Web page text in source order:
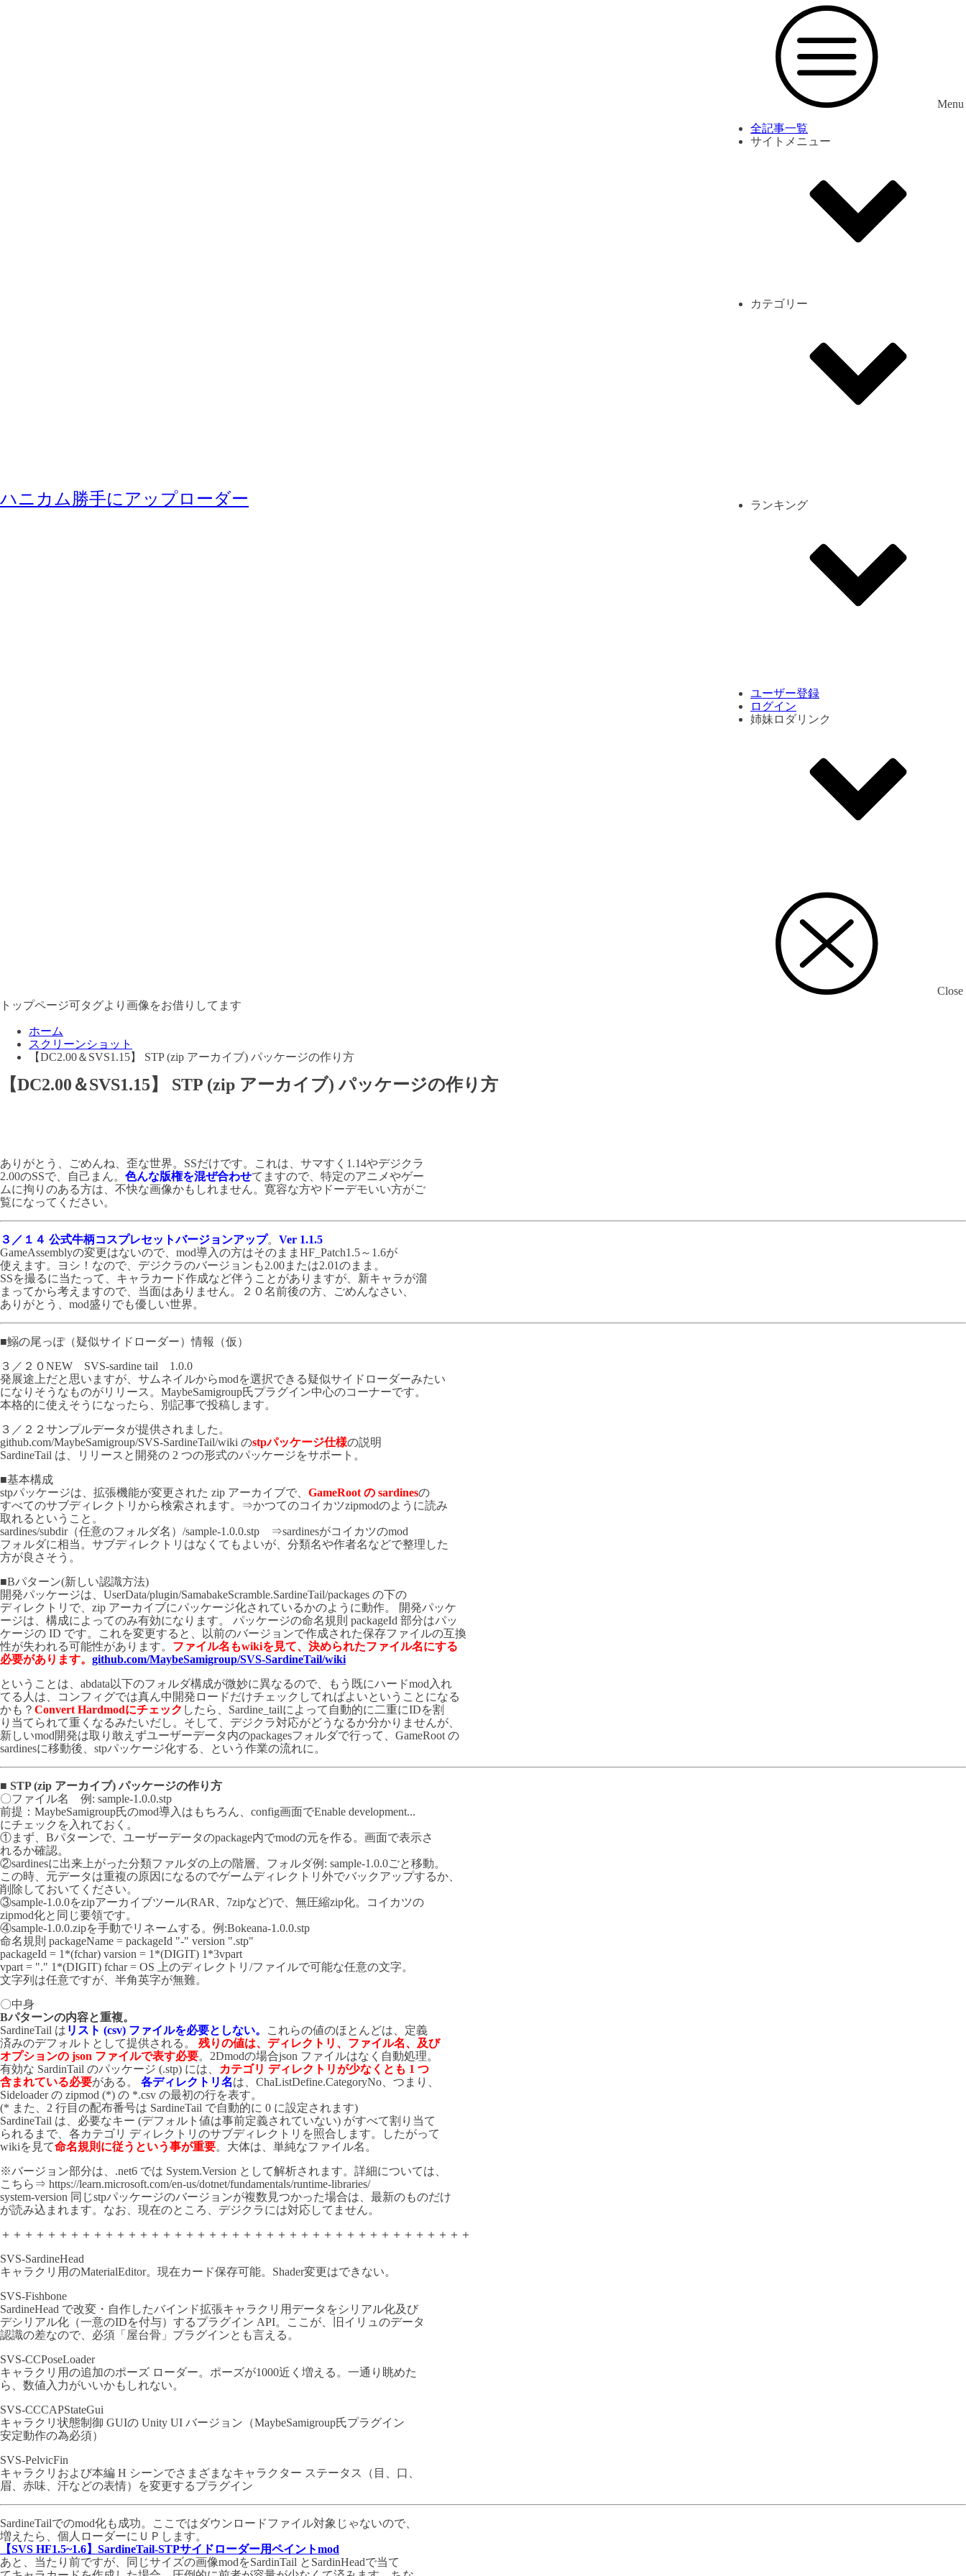
ハニカム勝手にアップローダー
Menu
全記事一覧
サイトメニュー
カテゴリー
ランキング
ユーザー登録
ログイン
姉妹ロダリンク
Close
トップページ可タグより画像をお借りしてます
ホーム
スクリーンショット
【DC2.00＆SVS1.15】 STP (zip アーカイブ) パッケージの作り方
【DC2.00＆SVS1.15】 STP (zip アーカイブ) パッケージの作り方
ありがとう、ごめんね、歪な世界。SSだけです。これは、サマすく1.14やデジクラ
2.00のSSで、自己まん。 色んな版権を混ぜ合わせてますので、特定のアニメやゲー
ムに拘りのある方は、不快な画像かもしれません。寛容な方やドーデモいい方がご
覧になってください。
３／１４ 公式牛柄コスプレセットバージョンアップ。 Ver 1.1.5
GameAssemblyの変更はないので、mod導入の方はそのままHF_Patch1.5～1.6が
使えます。ヨシ！なので、デジクラのバージョンも2.00または2.01のまま。
SSを撮るに当たって、キャラカード作成など伴うことがありますが、新キャラが溜
まってから考えますので、当面はありません。２０名前後の方、ごめんなさい、
ありがとう、mod盛りでも優しい世界。
■鰯の尾っぽ（疑似サイドローダー）情報（仮）
３／２０NEW SVS-sardine tail 1.0.0
発展途上だと思いますが、サムネイルからmodを選択できる疑似サイドローダーみたい
になりそうなものがリリース。MaybeSamigroup氏プラグイン中心のコーナーです。
本格的に使えそうになったら、別記事で投稿します。
３／２２サンプルデータが提供されました。
github.com/MaybeSamigroup/SVS-SardineTail/wiki のstpパッケージ仕様の説明
SardineTail は、リリースと開発の 2 つの形式のパッケージをサポート。
■基本構成
stpパッケージは、拡張機能が変更された zip アーカイブで、 GameRoot の sardinesの
すべてのサブディレクトリから検索されます。⇒かつてのコイカツzipmodのように読み
取れるということ。
sardines/subdir（任意のフォルダ名）/sample-1.0.0.stp ⇒sardinesがコイカツのmod
フォルダに相当。サブディレクトリはなくてもよいが、分類名や作者名などで整理した
方が良さそう。
■Bパターン(新しい認識方法)
開発パッケージは、UserData/plugin/SamabakeScramble.SardineTail/packages の下の
ディレクトリで、zip アーカイブにパッケージ化されているかのように動作。
開発パッケ
ージは、構成によってのみ有効になります。
パッケージの命名規則 packageId 部分はパッ
ケージの ID です。これを変更すると、以前のバージョンで作成された保存ファイルの互換
性が失われる可能性があります。 ファイル名もwikiを見て、決められたファイル名にする
必要があります。 github.com/MaybeSamigroup/SVS-SardineTail/wiki
ということは、abdata以下のフォルダ構成が微妙に異なるので、もう既にハードmod入れ
てる人は、コンフィグでは真ん中開発ロードだけチェックしてればよいということになる
かも？ Convert Hardmodにチェック したら、Sardine_tailによって自動的に二重にIDを割
り当てられて重くなるみたいだし。そして、デジクラ対応がどうなるか分かりませんが、
新しいmod開発は取り敢えずユーザーデータ内のpackagesフォルダで行って、GameRoot の
sardinesに移動後、stpパッケージ化する、という作業の流れに。
■ STP (zip アーカイブ) パッケージの作り方
〇ファイル名 例: sample-1.0.0.stp
前提：MaybeSamigroup氏のmod導入はもちろん、config画面でEnable development...
にチェックを入れておく。
①まず、Bパターンで、ユーザーデータのpackage内でmodの元を作る。画面で表示さ
れるか確認。
②sardinesに出来上がった分類ファルダの上の階層、フォルダ例: sample-1.0.0ごと移動。
この時、元データは重複の原因になるのでゲームディレクトリ外でバックアップするか、
削除しておいてください。
③sample-1.0.0をzipアーカイブツール(RAR、7zipなど)で、無圧縮zip化。コイカツの
zipmod化と同じ要領です。
④sample-1.0.0.zipを手動でリネームする。例:Bokeana-1.0.0.stp
命名規則 packageName = packageId "-" version ".stp"
packageId = 1*(fchar) varsion = 1*(DIGIT) 1*3vpart
vpart = "." 1*(DIGIT) fchar = OS 上のディレクトリ/ファイルで可能な任意の文字。
文字列は任意ですが、半角英字が無難。
〇中身
Bパターンの内容と重複。
SardineTail は リスト (csv) ファイルを必要としない。
これらの値のほとんどは、定義
済みのデフォルトとして提供される。
残りの値は、ディレクトリ、ファイル名、及び
オプションの json ファイルで表す必要。2Dmodの場合json ファイルはなく自動処理。
有効な SardinTail のパッケージ (.stp) には、
カテゴリ ディレクトリが少なくとも 1 つ
含まれている必要がある。 各ディレクトリ名は、ChaListDefine.CategoryNo、つまり、
Sideloader の zipmod (*) の *.csv の最初の行を表す。
(* また、2 行目の配布番号は SardineTail で自動的に 0 に設定されます)
SardineTail は、必要なキー (デフォルト値は事前定義されていない) がすべて割り当て
られるまで、各カテゴリ ディレクトリのサブディレクトリを照合します。したがって
wikiを見て命名規則に従うという事が重要。大体は、単純なファイル名。
※バージョン部分は、.net6 では System.Version として解析されます。 詳細については、
こちら⇒ https://learn.microsoft.com/en-us/dotnet/fundamentals/runtime-libraries/
system-version 同じstpパッケージのバージョンが複数見つかった場合は、最新のものだけ
が読み込まれます。なお、現在のところ、デジクラには対応してません。
＋＋＋＋＋＋＋＋＋＋＋＋＋＋＋＋＋＋＋＋＋＋＋＋＋＋＋＋＋＋＋＋＋＋＋＋＋＋＋＋＋
SVS-SardineHead
キャラクリ用のMaterialEditor。現在カード保存可能。Shader変更はできない。
SVS-Fishbone
SardineHead で改変・自作したバインド拡張キャラクリ用データをシリアル化及び
デシリアル化（一意のIDを付与）するプラグイン API。ここが、旧イリュのデータ
認識の差なので、必須「屋台骨」プラグインとも言える。
SVS-CCPoseLoader
キャラクリ用の追加のポーズ ローダー。ポーズが1000近く増える。一通り眺めた
ら、数値入力がいいかもしれない。
SVS-CCCAPStateGui
キャラクリ状態制御 GUIの Unity UI バージョン（MaybeSamigroup氏プラグイン
安定動作の為必須）
SVS-PelvicFin
キャラクリおよび本編 H シーンでさまざまなキャラクター ステータス（目、口、
眉、赤味、汗などの表情）を変更するプラグイン
SardineTailでのmod化も成功。ここではダウンロードファイル対象じゃないので、
増えたら、個人ローダーにＵＰします。
【SVS HF1.5~1.6】SardineTail-STPサイドローダー用ペイントmod
あと、当たり前ですが、同じサイズの画像modをSardinTail とSardinHeadで当て